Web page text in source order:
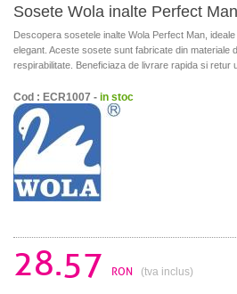
Sosete Wola inalte Perfect Man
Descopera sosetele inalte Wola Perfect Man,
elegant. Aceste sosete sunt fabricate din materiale
respirabilitate. Beneficiaza de livrare rapida si retur
Cod : ECR1007 - in stoc
28.57 RON (tva inclus)